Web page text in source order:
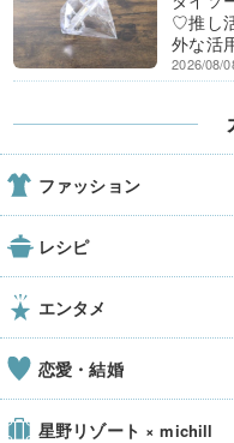
♡推し
外な活
2026/08/
ファッション
レシピ
エンタメ
恋愛・結婚
星野リゾート × michill